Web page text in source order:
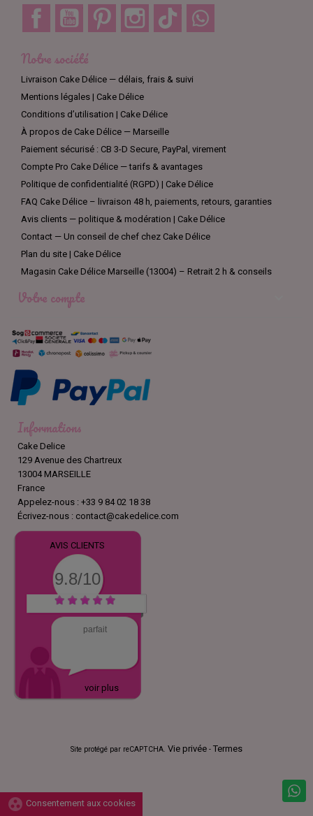
Facebook YouTube Pinterest Instagram TikTok
Notre société
Livraison Cake Délice — délais, frais & suivi
Mentions légales | Cake Délice
Conditions d’utilisation | Cake Délice
À propos de Cake Délice — Marseille
Paiement sécurisé : CB 3-D Secure, PayPal, virement
Compte Pro Cake Délice — tarifs & avantages
Politique de confidentialité (RGPD) | Cake Délice
FAQ Cake Délice – livraison 48 h, paiements, retours, garanties
Avis clients — politique & modération | Cake Délice
Contact — Un conseil de chef chez Cake Délice
Plan du site | Cake Délice
Magasin Cake Délice Marseille (13004) – Retrait 2 h & conseils
Votre compte
Informations
Cake Delice
129 Avenue des Chartreux
13004 MARSEILLE
France
Appelez-nous : +33 9 84 02 18 38
Écrivez-nous : contact@cakedelice.com
AVIS CLIENTS
9.8/10
parfait
voir plus
Site protégé par reCAPTCHA. Vie privée - Termes
group_work Consentement aux cookies